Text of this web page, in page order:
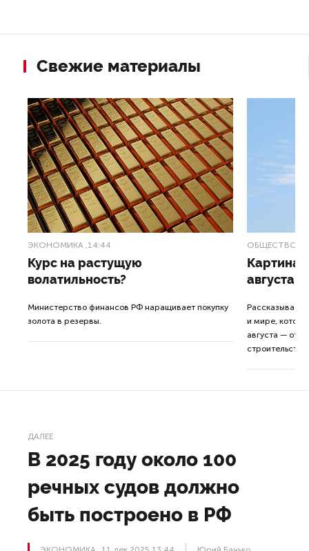
Свежие материалы
ЭКОНОМИКА ,14:44
Курс на растущую
волатильность?
Министерство финансов РФ наращивает покупку
золота в резервы.
ОБЩЕСТВО
Картина
августа
Рассказываем
и мире,
августа — от
ДАЛЕЕ
В 2025 году около 100
речных судов должно
быть построено в РФ